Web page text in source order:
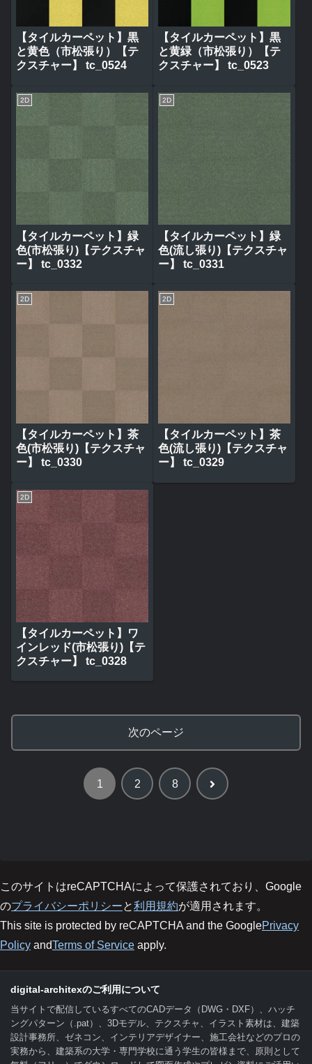
【タイルカーペット】黒
と黄色（市松張り）【テ
クスチャー】 tc_0524
【タイルカーペット】黒
と黄緑（市松張り）【テ
クスチャー】 tc_0523
2D
【タイルカーペット】緑
色(市松張り)【テクスチャ
ー】 tc_0332
2D
【タイルカーペット】緑
色(流し張り)【テクスチャ
ー】 tc_0331
2D
【タイルカーペット】茶
色(市松張り)【テクスチャ
ー】 tc_0330
2D
【タイルカーペット】茶
色(流し張り)【テクスチャ
ー】 tc_0329
2D
【タイルカーペット】ワ
インレッド(市松張り)【テ
クスチャー】 tc_0328
次のページ
1 2 8 次
このサイトはreCAPTCHAによって保護されており、Google
のプライバシーポリシーと利用規約が適用されます。
This site is protected by reCAPTCHA and the GooglePrivacy
Policy andTerms of Service apply.
digital-architexのご利用について
当サイトで配信しているすべてのCADデータ（DWG・DXF）、ハッチ
ングパターン（.pat）、3Dモデル、テクスチャ、イラスト素材は、建築
設計事務所、ゼネコン、インテリアデザイナー、施工会社などのプロの
実務から、建築系の大学・専門学校に通う学生の皆様まで、原則として